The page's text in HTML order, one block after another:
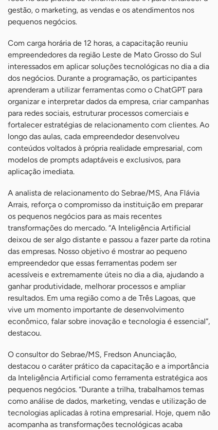
gestão, o marketing, as vendas e os atendimentos nos
pequenos negócios.
Com carga horária de 12 horas, a capacitação reuniu
empreendedores da região Leste de Mato Grosso do Sul
interessados em aplicar soluções tecnológicas no dia a dia
dos negócios. Durante a programação, os participantes
aprenderam a utilizar ferramentas como o ChatGPT para
organizar e interpretar dados da empresa, criar campanhas
para redes sociais, estruturar processos comerciais e
fortalecer estratégias de relacionamento com clientes. Ao
longo das aulas, cada empreendedor desenvolveu
conteúdos voltados à própria realidade empresarial, com
modelos de prompts adaptáveis e exclusivos, para
aplicação imediata.
A analista de relacionamento do Sebrae/MS, Ana Flávia
Arrais, reforça o compromisso da instituição em preparar
os pequenos negócios para as mais recentes
transformações do mercado. “A Inteligência Artificial
deixou de ser algo distante e passou a fazer parte da rotina
das empresas. Nosso objetivo é mostrar ao pequeno
empreendedor que essas ferramentas podem ser
acessíveis e extremamente úteis no dia a dia, ajudando a
ganhar produtividade, melhorar processos e ampliar
resultados. Em uma região como a de Três Lagoas, que
vive um momento importante de desenvolvimento
econômico, falar sobre inovação e tecnologia é essencial”,
destacou.
O consultor do Sebrae/MS, Fredson Anunciação,
destacou o caráter prático da capacitação e a importância
da Inteligência Artificial como ferramenta estratégica aos
pequenos negócios. “Durante a trilha, trabalhamos temas
como análise de dados, marketing, vendas e utilização de
tecnologias aplicadas à rotina empresarial. Hoje, quem não
acompanha as transformações tecnológicas acaba